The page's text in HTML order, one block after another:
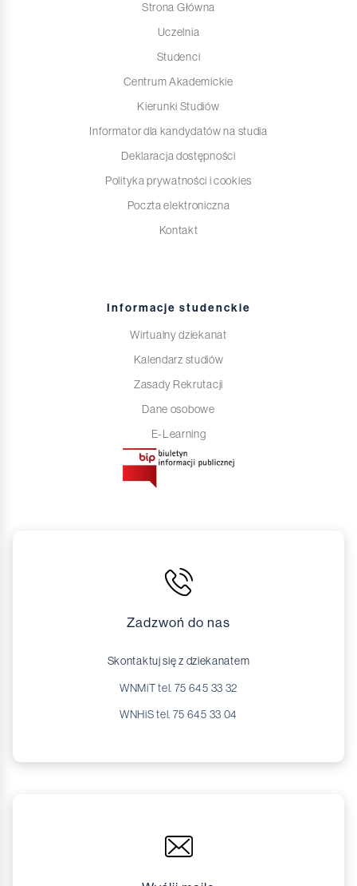
Strona Główna
Uczelnia
Studenci
Centrum Akademickie
Kierunki Studiów
Informator dla kandydatów na studia
Deklaracja dostępności
Polityka prywatności i cookies
Poczta elektroniczna
Kontakt
Informacje studenckie
Wirtualny dziekanat
Kalendarz studiów
Zasady Rekrutacji
Dane osobowe
E-Learning
Zadzwoń do nas
Skontaktuj się z dziekanatem
WNMiT tel. 75 645 33 32
WNHiS tel. 75 645 33 04